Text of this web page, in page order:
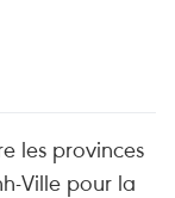
les provinces
Ville pour la